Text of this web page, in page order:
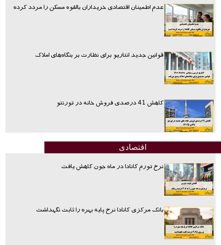
عدم اطمینان اقتصادی خریداران بالقوه مسکن را مردد کرده
قوانین جدید انتاریو برای نظارت بر بنگاه‌های املاک
کاهش 41 درصدی فروش خانه در تورنتو
اقتصادی
نرخ تورم کانادا در ماه جون کاهش یافت
بانک مرکزی کانادا نرخ پایه بهره را ثابت نگهداشت